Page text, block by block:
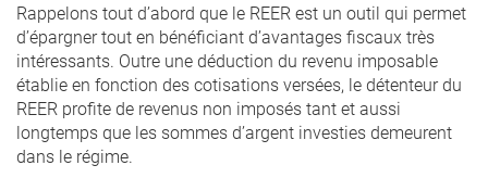
Rappelons tout d’abord que le REER est un outil qui permet
d’épargner tout en bénéficiant d’avantages fiscaux très
intéressants. Outre une déduction du revenu imposable
établie en fonction des cotisations versées, le détenteur du
REER profite de revenus non imposés tant et aussi
longtemps que les sommes d’argent investies demeurent
dans le régime.